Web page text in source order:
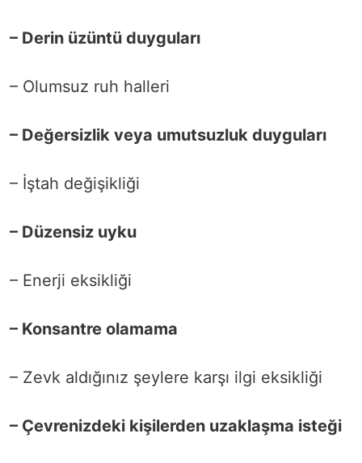
– Derin üzüntü duyguları
– Olumsuz ruh halleri
– Değersizlik veya umutsuzluk duyguları
– İştah değişikliği
– Düzensiz uyku
– Enerji eksikliği
– Konsantre olamama
– Zevk aldığınız şeylere karşı ilgi eksikliği
– Çevrenizdeki kişilerden uzaklaşma isteği